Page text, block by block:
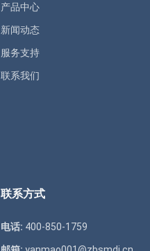
产品中心
新闻动态
服务支持
联系我们
联系方式
电话: 400-850-1759